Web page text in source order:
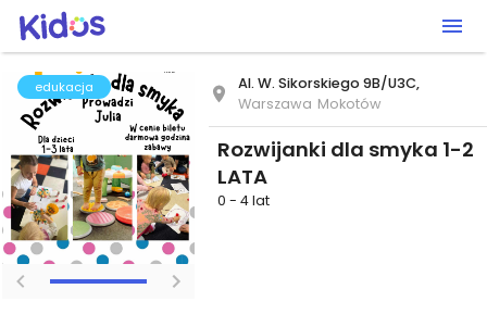
edukacja
Al. W. Sikorskiego 9B/U3C,
Warszawa Mokotów
Rozwijanki dla smyka 1-2
LATA
0 - 4 lat